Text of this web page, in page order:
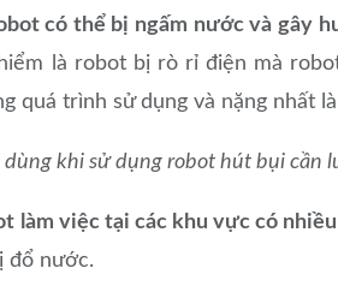
có thể bị ngấm nước và gây
là robot bị rò rỉ điện mà
quá trình sử dụng và nặng nhất
khi sử dụng robot hút bụi cần
làm việc tại các khu vực có
đổ nước.